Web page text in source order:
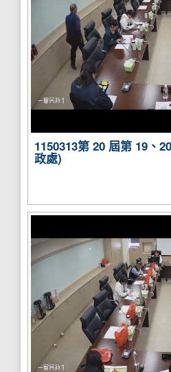
1150313第 20 屆第 19、
政處)